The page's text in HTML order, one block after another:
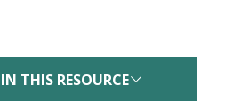
IN THIS RESOURCE